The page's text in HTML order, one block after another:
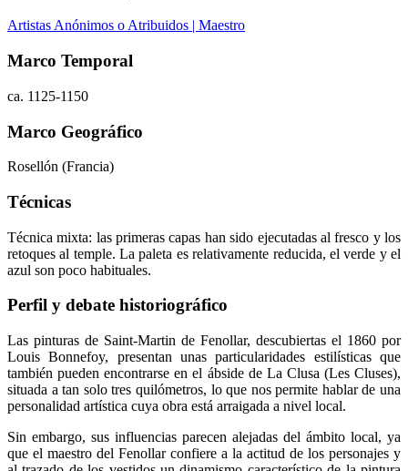
Artistas Anónimos o Atribuidos | Maestro
Marco Temporal
ca. 1125-1150
Marco Geográfico
Rosellón (Francia)
Técnicas
Técnica mixta: las primeras capas han sido ejecutadas al fresco y los
retoques al temple. La paleta es relativamente reducida, el verde y el
azul son poco habituales.
Perfil y debate historiográfico
Las pinturas de Saint-Martin de Fenollar, descubiertas el 1860 por
Louis Bonnefoy, presentan unas particularidades estilísticas que
también pueden encontrarse en el ábside de La Clusa (Les Cluses),
situada a tan solo tres quilómetros, lo que nos permite hablar de una
personalidad artística cuya obra está arraigada a nivel local.
Sin embargo, sus influencias parecen alejadas del ámbito local, ya
que el maestro del Fenollar confiere a la actitud de los personajes y